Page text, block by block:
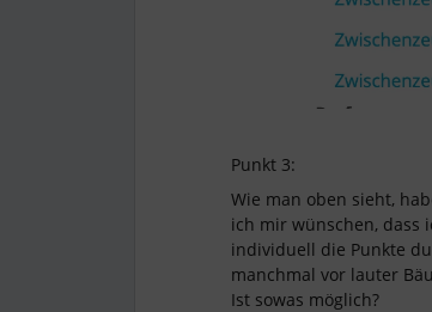
Punkt 3:
Wie man oben sieht,
ich mir wünschen, dass
individuell die Punkte
manchmal vor lauter
Ist sowas möglich?